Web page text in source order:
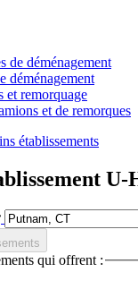
de déménagement
déménagement
et remorquage
et de remorques
établissements
U-
qui offrent :